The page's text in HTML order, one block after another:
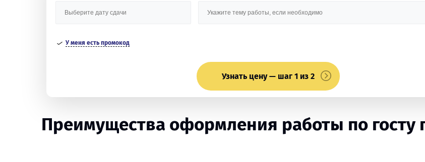
У меня есть промокод
Узнать цену — шаг 1 из 2
Преимущества оформления работы по госту